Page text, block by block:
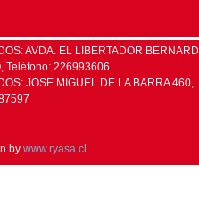
AVDA. EL LIBERTADOR
Teléfono: 226993606
JOSE MIGUEL DE LA BARRA 460,
by www.ryasa.cl